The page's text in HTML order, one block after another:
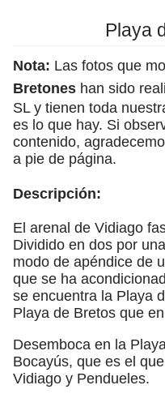
Playa
Nota: Las fotos que
Bretones han sido
SL y tienen toda
es lo que hay. Si
contenido,
a pie de página.
Descripción:
El arenal de Vidiago
Dividido en dos por
modo de apéndice de
que se ha
se encuentra la Playa
Playa de Bretos que
Desemboca en la
Bocayús, que es el
Vidiago y Pendueles.